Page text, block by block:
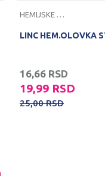
HEMIJSKE OLOVKE
LINC HEM.OLOVKA
16,66 RSD
19,99 RSD
25,00RSD